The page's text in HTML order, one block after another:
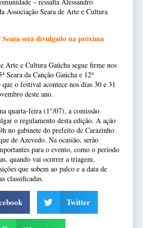
Associação Seara de Arte e Cultura
Seara será divulgado na próxima
Arte e Cultura Gaúcha segue firme nos
a Seara da Canção Gaúcha e 12a
o festival acontece nos dias 30 e 31
deste ano.
quarta-feira (1°/07), a comissão
o regulamento desta edição. A ação
no gabinete do prefeito de Carazinho
de Azevedo. Na ocasião, serão
para o evento, como o período
quando vai ocorrer a triagem,
que sobem ao palco e a data de
classificadas.
Twitter